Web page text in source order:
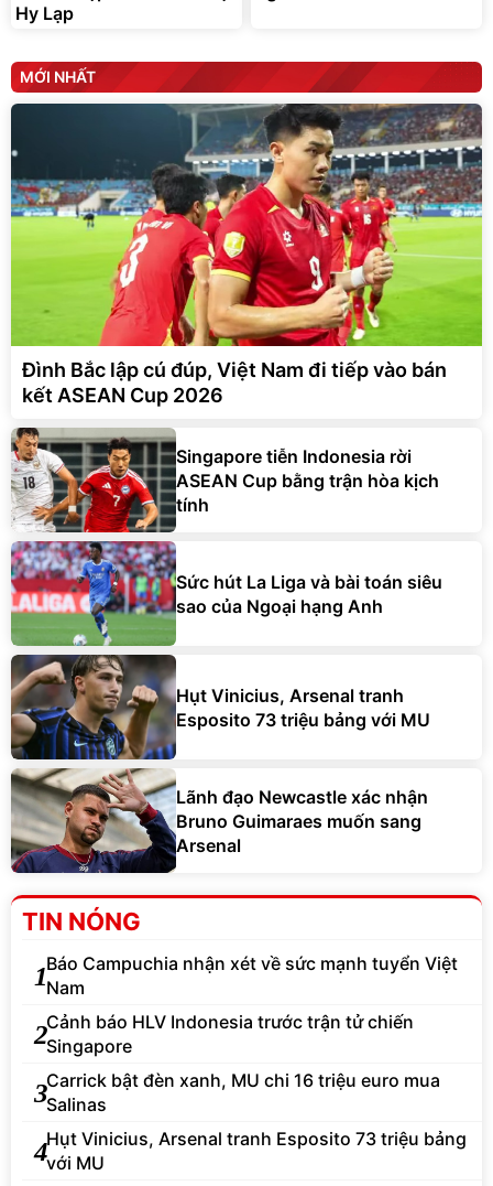
Hy Lạp
MỚI NHẤT
Đình Bắc lập cú đúp, Việt Nam đi tiếp vào bán
kết ASEAN Cup 2026
Singapore tiễn Indonesia rời
ASEAN Cup bằng trận hòa kịch
tính
Sức hút La Liga và bài toán siêu
sao của Ngoại hạng Anh
Hụt Vinicius, Arsenal tranh
Esposito 73 triệu bảng với MU
Lãnh đạo Newcastle xác nhận
Bruno Guimaraes muốn sang
Arsenal
TIN NÓNG
1Báo Campuchia nhận xét về sức mạnh tuyển Việt
Nam
2Cảnh báo HLV Indonesia trước trận tử chiến
Singapore
3Carrick bật đèn xanh, MU chi 16 triệu euro mua
Salinas
4Hụt Vinicius, Arsenal tranh Esposito 73 triệu bảng
với MU